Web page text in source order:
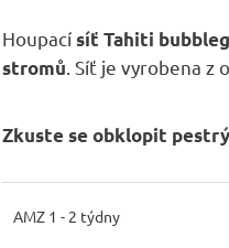
z
hvězdiček.
Houpacísíť Tahiti
stromů . Síť je vyrobena z
Zkuste se obklopit
AMZ 1 - 2 týdny